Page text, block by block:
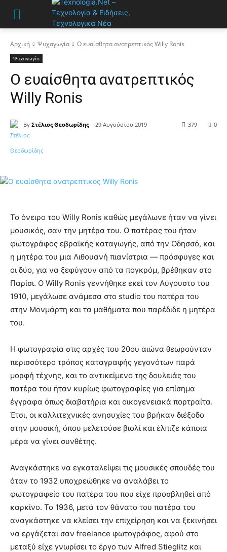
Αρχική Ψυχαγωγία Ο ευαίσθητα ανατρεπτικός Willy Ronis
Ψυχαγωγία
Ο ευαίσθητα ανατρεπτικός
Willy Ronis
By Στέλιος Θεοδωρίδης 29 Αυγούστου 2019 0
379
Το όνειρο του Willy Ronis καθώς μεγάλωνε ήταν να γίνει
μουσικός, σαν την μητέρα του. Ο πατέρας του ήταν
φωτογράφος εβραϊκής καταγωγής, από την Οδησσό, και
η μητέρα του μια Λιθουανή πιανίστρια — πρόσφυγες και
οι δύο, για να ξεφύγουν από τα πογκρόμ, βρέθηκαν στο
Παρίσι. Ο Willy Ronis γεννήθηκε εκεί τον Αύγουστο του
1910, μεγάλωσε ανάμεσα στο studio του πατέρα του
στην Μονμάρτη και τα μαθήματα που παρέδιδε η μητέρα
του.
Η φωτογραφία στις αρχές του 20ου αιώνα θεωρούνταν
περισσότερο τρόπος καταγραφής γεγονότων παρά
μορφή τέχνης, και το αντικείμενο της δουλειάς του
πατέρα του ήταν κυρίως φωτογραφίες για επίσημα
έγγραφα όπως διαβατήρια και οικογενειακά πορτραίτα.
Έτσι, οι καλλιτεχνικές ανησυχίες του βρήκαν διέξοδο
στην μουσική, όπου μελετούσε βιολί και έλπιζε κάποια
μέρα να γίνει συνθέτης.
Αναγκάστηκε να εγκαταλείψει τις μουσικές σπουδές του
όταν το 1932 υποχρεώθηκε να αναλάβει το
φωτογραφείο του πατέρα του που είχε προσβληθεί από
καρκίνο. Το 1936, μετά τον θάνατο του πατέρα του
αναγκάστηκε να κλείσει την επιχείρηση και να ξεκινήσει
να εργάζεται σαν freelance φωτογράφος, αφού στο
μεταξύ είχε γνωρίσει το έργο των Alfred Stieglitz και